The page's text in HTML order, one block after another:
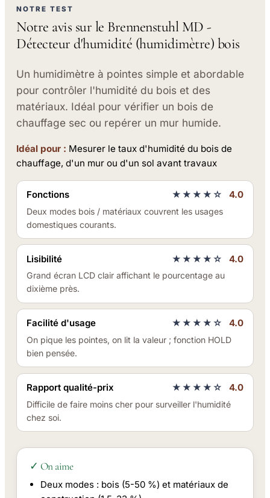
NOTRE TEST
Notre avis sur le Brennenstuhl MD -
Détecteur d'humidité (humidimètre) bois
Un humidimètre à pointes simple et abordable
pour contrôler l'humidité du bois et des
matériaux. Idéal pour vérifier un bois de
chauffage sec ou repérer un mur humide.
Idéal pour : Mesurer le taux d'humidité du bois de
chauffage, d'un mur ou d'un sol avant travaux
Fonctions ★★★★☆ 4.0
Deux modes bois / matériaux couvrent les usages
domestiques courants.
Lisibilité ★★★★☆ 4.0
Grand écran LCD clair affichant le pourcentage au
dixième près.
Facilité d'usage ★★★★☆ 4.0
On pique les pointes, on lit la valeur ; fonction HOLD
bien pensée.
Rapport qualité-prix ★★★★☆ 4.0
Difficile de faire moins cher pour surveiller l'humidité
chez soi.
✓ On aime
Deux modes : bois (5-50 %) et matériaux de